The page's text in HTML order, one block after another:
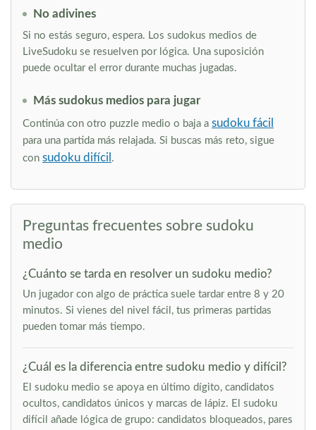
No adivines
Si no estás seguro, espera. Los sudokus medios de
LiveSudoku se resuelven por lógica. Una suposición
puede ocultar el error durante muchas jugadas.
Más sudokus medios para jugar
Continúa con otro puzzle medio o baja a sudoku fácil
para una partida más relajada. Si buscas más reto, sigue
con sudoku difícil .
Preguntas frecuentes sobre sudoku
medio
¿Cuánto se tarda en resolver un sudoku medio?
Un jugador con algo de práctica suele tardar entre 8 y 20
minutos. Si vienes del nivel fácil, tus primeras partidas
pueden tomar más tiempo.
¿Cuál es la diferencia entre sudoku medio y difícil?
El sudoku medio se apoya en último dígito, candidatos
ocultos, candidatos únicos y marcas de lápiz. El sudoku
difícil añade lógica de grupo: candidatos bloqueados, pares